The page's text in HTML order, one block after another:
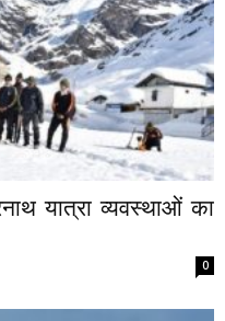
यात्रा व्यवस्थाओं का
0